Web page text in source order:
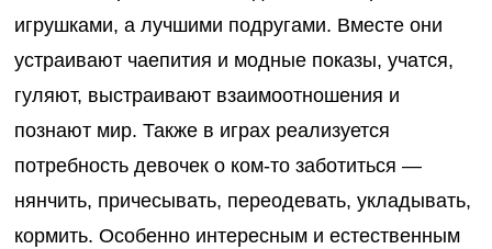
игрушками, а лучшими подругами. Вместе они
устраивают чаепития и модные показы, учатся,
гуляют, выстраивают взаимоотношения и
познают мир. Также в играх реализуется
потребность девочек о ком-то заботиться —
нянчить, причесывать, переодевать, укладывать,
кормить. Особенно интересным и естественным